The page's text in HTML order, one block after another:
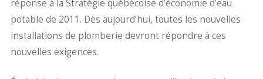
réponse à la Stratégie québécoise d’économie d’eau
potable de 2011. Dès aujourd’hui, toutes les nouvelles
installations de plomberie devront répondre à ces
nouvelles exigences.